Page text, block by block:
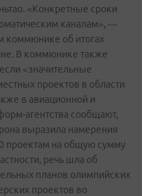
«Конкретные сроки
каналам», —
коммюнике об итогах
В коммюнике также
«значительные
проектов в области
в авиационной и
агентства сообщают,
выразила намерения
проектам на общую сумму
речь шла об
планов олимпийских
проектов во